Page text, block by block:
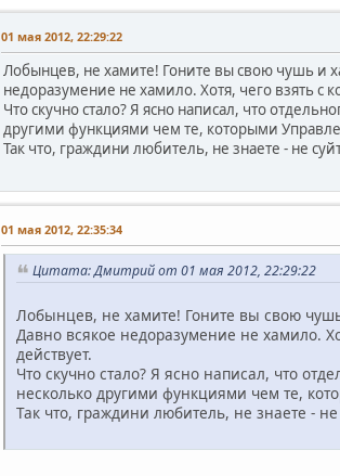
01 мая 2012, 22:29:22
Лобынцев, не хамите! Гоните вы свою чушь и
недоразумение не хамило. Хотя, чего взять с
Что скучно стало? Я ясно написал, что
другими функциями чем те, которыми
Так что, граждини любитель, не знаете - не
01 мая 2012, 22:35:34
Цитата: Дмитрий от 01 мая 2012, 22:29:22
Лобынцев, не хамите! Гоните вы свою
Давно всякое недоразумение не хамило.
действует.
Что скучно стало? Я ясно написал, что
несколько другими функциями чем те,
Так что, граждини любитель, не знаете - не